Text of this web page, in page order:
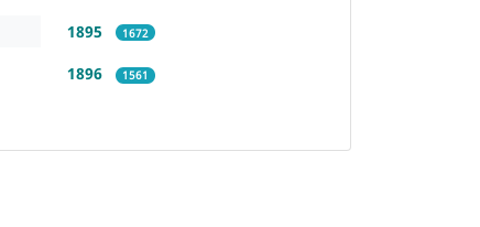
1895 1672
1896 1561